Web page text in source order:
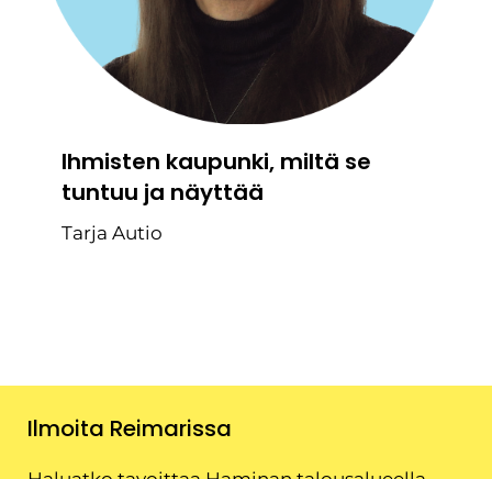
Ihmisten kaupunki, miltä se
tuntuu ja näyttää
Tarja Autio
Ilmoita Reimarissa